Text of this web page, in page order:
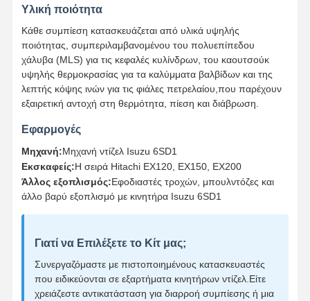
Υλική ποιότητα
Κάθε συμπίεση κατασκευάζεται από υλικά υψηλής
ποιότητας, συμπεριλαμβανομένου του πολυεπίπεδου
χάλυβα (MLS) για τις κεφαλές κυλίνδρων, του καουτσούκ
υψηλής θερμοκρασίας για τα καλύμματα βαλβίδων και της
λεπτής κόψης ινών για τις φιάλες πετρελαίου,που παρέχουν
εξαιρετική αντοχή στη θερμότητα, πίεση και διάβρωση.
Εφαρμογές
Μηχανή:Μηχανή ντίζελ Isuzu 6SD1
Εκσκαφείς:Η σειρά Hitachi EX120, EX150, EX200
Άλλος εξοπλισμός:Εφοδιαστές τροχών, μπουλντόζες και
άλλο βαρύ εξοπλισμό με κινητήρα Isuzu 6SD1
Γιατί να Επιλέξετε το Κίτ μας;
Συνεργαζόμαστε με πιστοποιημένους κατασκευαστές
που ειδικεύονται σε εξαρτήματα κινητήρων ντίζελ.Είτε
χρειάζεστε αντικατάσταση για διαρροή συμπίεσης ή μια